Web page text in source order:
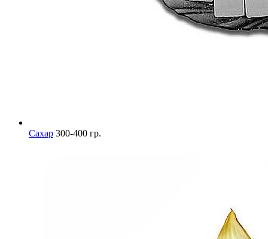
Сахар 300-400 гр.